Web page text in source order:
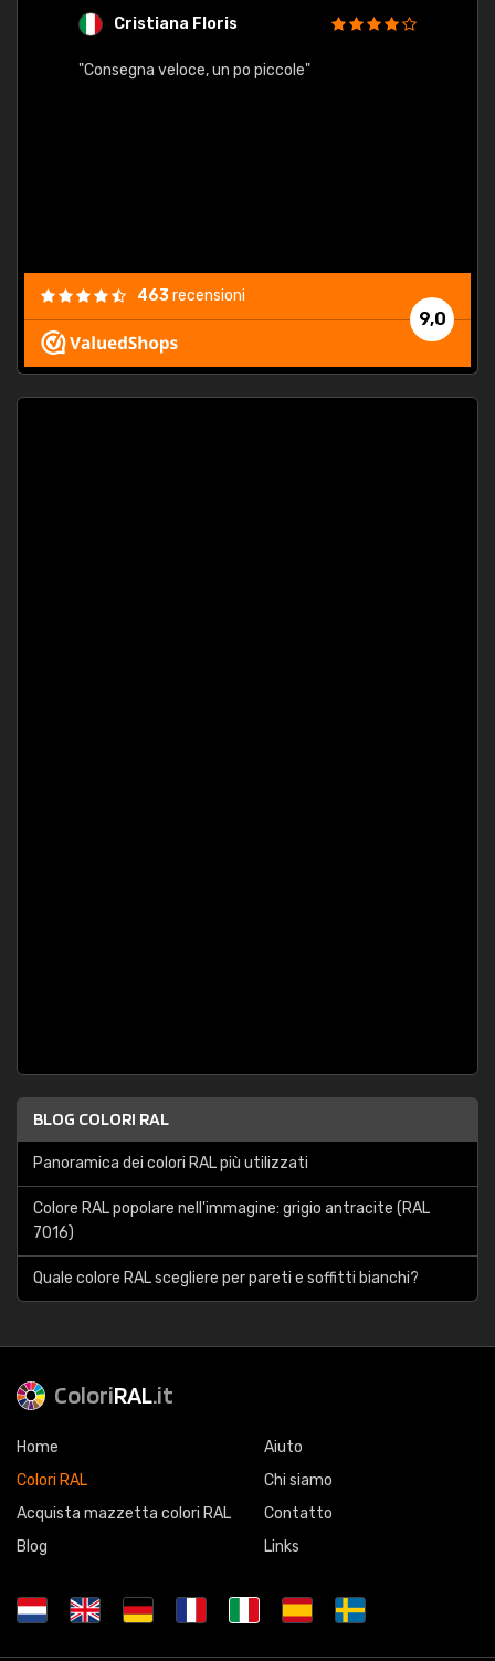
Cristiana Floris
"Consegna veloce, un po piccole"
9,0
463recensioni
BLOG COLORI RAL
Panoramica dei colori RAL più utilizzati
Colore RAL popolare nell'immagine: grigio antracite (RAL
7016)
Quale colore RAL scegliere per pareti e soffitti bianchi?
ColoriRAL.it
Home
Colori RAL
Acquista mazzetta colori RAL
Blog
Aiuto
Chi siamo
Contatto
Links